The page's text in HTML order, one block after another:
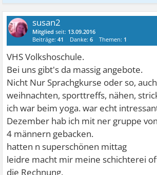
susan2
Mitglied seit: 13.09.2016
Beiträge:41 Danke:6 Themen: 1
VHS Volkshoschule.
Bei uns gibt's da massig angebote.
Nicht Nur Sprachgkurse oder so,
weihnachten, sporttreffs, nähen,
ich war beim yoga. war echt
Dezember hab ich mit ner gruppe
4 männern gebacken.
hatten n superschönen mittag
leidre macht mir meine schichterei
die Rechnung.